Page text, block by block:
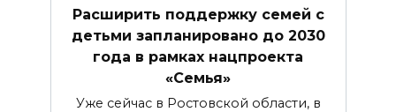
Расширить поддержку семей с
детьми запланировано до 2030
года в рамках нацпроекта
«Семья»
Уже сейчас в Ростовской области, в